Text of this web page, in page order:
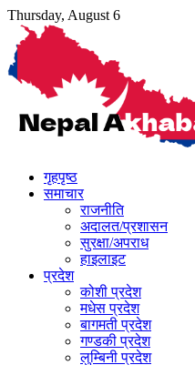
Skip
content
Thursday, August 6
गृहपृष्ठ
समाचार
राजनीति
अदालत/प्रशासन
सुरक्षा/अपराध
हाइलाइट
प्रदेश
कोशी प्रदेश
मधेस प्रदेश
बागमती प्रदेश
गण्डकी प्रदेश
लुम्बिनी प्रदेश